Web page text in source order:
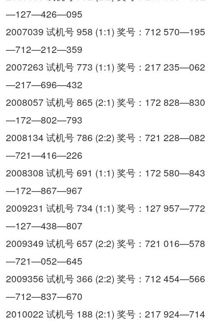
—127—426—095
2007039 试机号 958 (1:1) 奖号：712 570—195
—712—212—359
2007263 试机号 773 (1:1) 奖号：217 235—062
—217—696—432
2008057 试机号 865 (2:1) 奖号：172 828—830
—172—802—793
2008134 试机号 786 (2:2) 奖号：721 228—082
—721—416—226
2008308 试机号 691 (1:1) 奖号：172 580—843
—172—867—967
2009231 试机号 734 (1:1) 奖号：127 957—772
—127—438—807
2009349 试机号 657 (2:2) 奖号：721 016—578
—721—052—645
2009356 试机号 366 (2:2) 奖号：712 454—566
—712—837—670
2010022 试机号 188 (2:1) 奖号：217 924—714